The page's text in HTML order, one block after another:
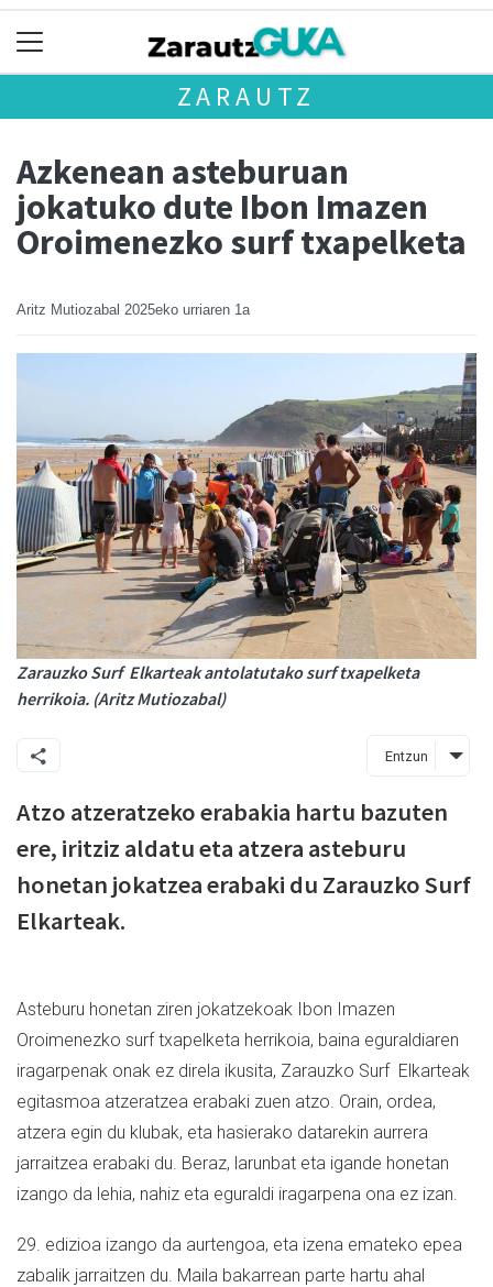
ZARAUTZ
Azkenean asteburuan
jokatuko dute Ibon Imazen
Oroimenezko surf txapelketa
Aritz Mutiozabal 2025eko urriaren 1a
Zarauzko Surf Elkarteak antolatutako surf txapelketa
herrikoia. (Aritz Mutiozabal)
Entzun
Atzo atzeratzeko erabakia hartu bazuten
ere, iritziz aldatu eta atzera asteburu
honetan jokatzea erabaki du Zarauzko Surf
Elkarteak.
Asteburu honetan ziren jokatzekoak Ibon Imazen
Oroimenezko surf txapelketa herrikoia, baina eguraldiaren
iragarpenak onak ez direla ikusita, Zarauzko Surf Elkarteak
egitasmoa atzeratzea erabaki zuen atzo. Orain, ordea,
atzera egin du klubak, eta hasierako datarekin aurrera
jarraitzea erabaki du. Beraz, larunbat eta igande honetan
izango da lehia, nahiz eta eguraldi iragarpena ona ez izan.
29. edizioa izango da aurtengoa, eta izena emateko epea
zabalik jarraitzen du. Maila bakarrean parte hartu ahal